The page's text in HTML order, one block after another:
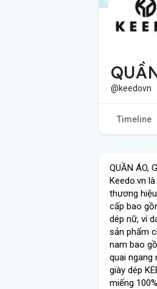
@keedovn
Timeline
QUẦN ÁO,
Keedo.vn
thương hiệu
cấp bao
dép nữ, ví
sản phẩm
nam bao
quai ngang
giày dép
miếng